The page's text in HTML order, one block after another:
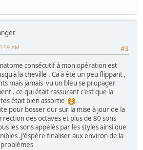
#3
AM
consécutif à mon opération est
la cheville . Ca à été un peu flippant ,
mais jamais vu un bleu se propager
. ce qui était rassurant c'est que la
était bien assortie
.
pour bosser dur sur la mise à jour de la
des octaves et plus de 80 sons
les sons appelés par les styles ainsi que
.J'éspère finaliser aux environ de la
problèmes